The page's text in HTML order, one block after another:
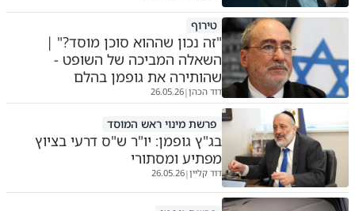
טירוף
"זה נכון שההוא סוכן מוסד?" |
השאלה המביכה של השופט -
שהותירה את גופמן בהלם
דוד הכהן|
26.05.26
פרשת מינוי ראש המוסד
בג"ץ גופמן: יו"ר ש"ס דרעי בציוץ
מפתיע ומסתורי
דוד קליין|
26.05.26